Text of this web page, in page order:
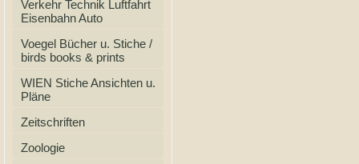
Verkehr Technik Luftfahrt
Eisenbahn Auto
Voegel Bücher u. Stiche /
birds books & prints
WIEN Stiche Ansichten u.
Pläne
Zeitschriften
Zoologie